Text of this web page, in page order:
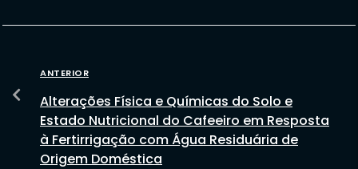
ANTERIOR
Alterações Física e Químicas do Solo e
Estado Nutricional do Cafeeiro em Resposta
à Fertirrigação com Água Residuária de
Origem Doméstica